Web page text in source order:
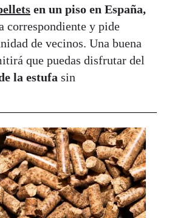
en un piso en España,
correspondiente y pide
de vecinos. Una buena
que puedas disfrutar del
la estufa sin